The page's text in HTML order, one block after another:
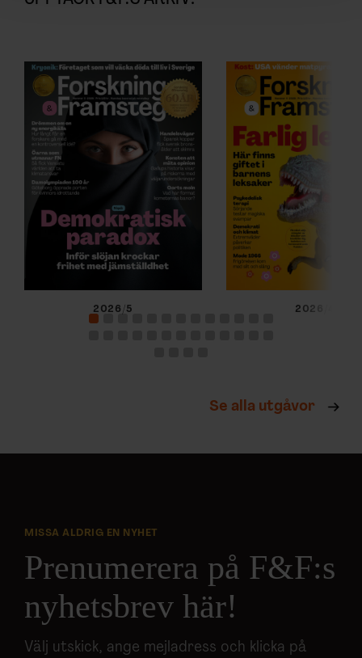
annons- och analysföretag som vi samarbetar med.
Dessa kan i sin tur kombinera informationen med annan
information som du har tillhandahållit eller som de har
samlat in när du har använt deras tjänster.
2026/5 2026/4
Se alla utgåvor
MISSA ALDRIG EN NYHET
Prenumerera på F&F:s
nyhetsbrev här!
Välj utskick, ange mejladress och klicka på